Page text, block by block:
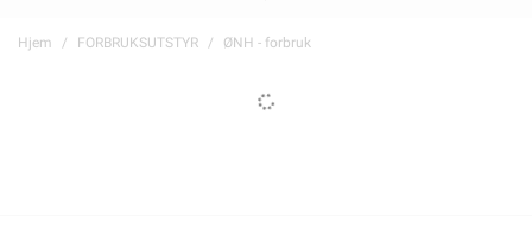
Hjem FORBRUKSUTSTYR ØNH - forbruk